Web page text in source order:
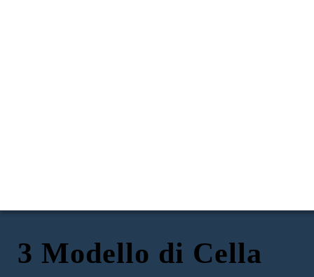
3 Modello di Cella